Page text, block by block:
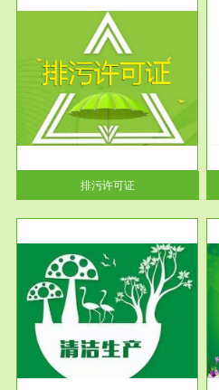
排污许可证
服务范围
应急预案
根据《中华人民共和国环境保护
法》第十九条 企业事业单位应
当按照...
服务范围
安全评价
安全评价安全评价目的是查找、
分析和预测工程、系统、生产经